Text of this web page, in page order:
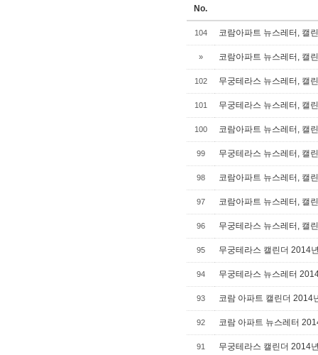
No.
104 코람아파트 뉴스레터, 캘
» 코람아파트 뉴스레터, 캘
102 무궁테라스 뉴스레터, 캘
101 무궁테라스 뉴스레터, 캘
100 코람아파트 뉴스레터, 캘
99 무궁테라스 뉴스레터, 캘
98 코람아파트 뉴스레터, 캘
97 코람아파트 뉴스레터, 캘
96 무궁테라스 뉴스레터, 캘
95 무궁테라스 캘린더 2014
94 무궁테라스 뉴스레터
93 코람 아파트 캘린더 2014
92 코람 아파트 뉴스레터
91 무궁테라스 캘린더 2014